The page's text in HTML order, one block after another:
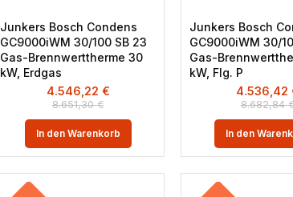
Junkers Bosch Condens
GC9000iWM 30/100 SB 23
Gas-Brennwerttherme 30
kW, Erdgas
8.651,30€
4.546,22 €
In den Warenkorb
Junkers Bosch
GC9000iWM 30/
Gas-
kW, Flg. P
8.682,84
4.536,42
In den